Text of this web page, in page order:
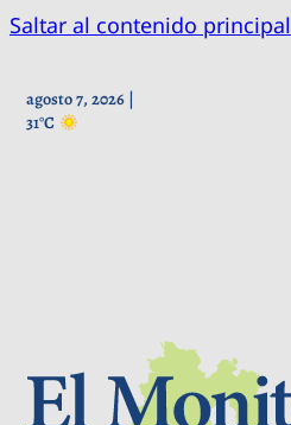
Saltar al contenido principal
agosto 7, 2026 |
31°C